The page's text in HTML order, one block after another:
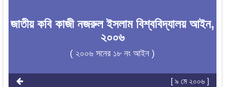
জাতীয় কবি কাজী নজরুল ইসলাম বিশ্ববিদ্যালয় আইন,
২০০৬
( ২০০৬ সনের ১৮ নং আইন )
[ ৯ মে ২০০৬ ]